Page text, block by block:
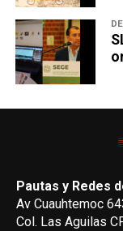
Pautas y Redes
Av Cuauhtemoc
Col. Las Aguilas